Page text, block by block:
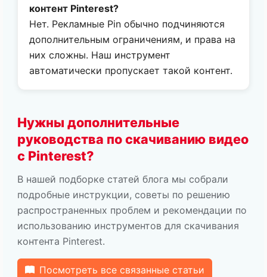
контент Pinterest?
Нет. Рекламные Pin обычно подчиняются
дополнительным ограничениям, и права на
них сложны. Наш инструмент
автоматически пропускает такой контент.
Нужны дополнительные
руководства по скачиванию видео
с Pinterest?
В нашей подборке статей блога мы собрали
подробные инструкции, советы по решению
распространенных проблем и рекомендации по
использованию инструментов для скачивания
контента Pinterest.
Посмотреть все связанные статьи